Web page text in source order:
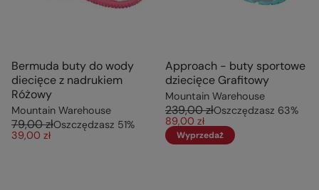
Bermuda buty do wody
diecięce z nadrukiem
Różowy
Mountain Warehouse
79,00 złOszczędzasz 51%
39,00 zł
Approach - buty sportowe
dziecięce Grafitowy
Mountain Warehouse
239,00 złOszczędzasz 63%
89,00 zł
Wyprzedaż